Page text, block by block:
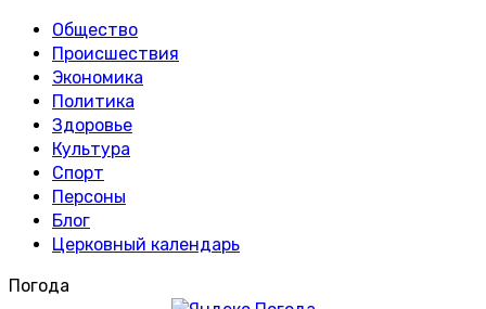
Общество
Происшествия
Экономика
Политика
Здоровье
Культура
Спорт
Персоны
Блог
Церковный календарь
Погода